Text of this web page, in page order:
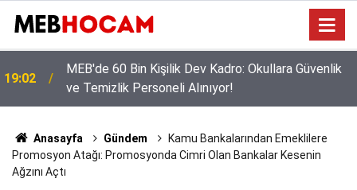
12:02
MEB'den Öğretmenlere Yoğun Seminer Programı:
Masada Yeni Müfredat Var
Anasayfa Gündem
Kamu Bankalarından Emeklilere
Promosyon Atağı: Promosyonda Cimri Olan Bankalar Kesenin
Ağzını Açtı